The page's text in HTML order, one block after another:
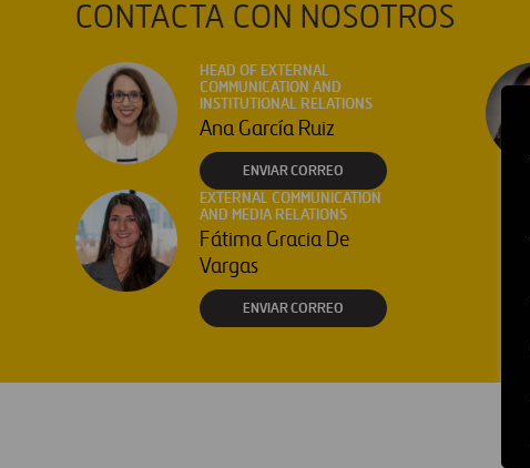
CONTACTA CON NOSOTROS
HEAD OF EXTERNAL
COMMUNICATION AND
INSTITUTIONAL RELATIONS
Ana García Ruiz
ENVIAR CORREO
EXTERNAL COMMUNICATION
AND MEDIA RELATIONS
Fátima Gracia De
Vargas
ENVIAR CORREO